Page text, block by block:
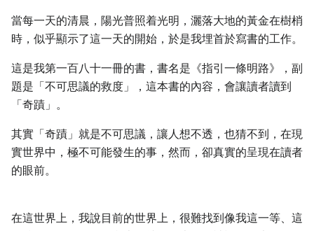
當每一天的清晨，陽光普照着光明，灑落大地的黃金在樹梢
時，似乎顯示了這一天的開始，於是我埋首於寫書的工作。
這是我第一百八十一冊的書，書名是《指引一條明路》，副
題是「不可思議的救度」，這本書的內容，會讓讀者讀到
「奇蹟」。
其實「奇蹟」就是不可思議，讓人想不透，也猜不到，在現
實世界中，極不可能發生的事，然而，卻真實的呈現在讀者
的眼前。
在這世界上，我說目前的世界上，很難找到像我這一等、這